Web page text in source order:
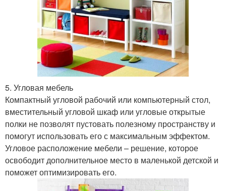
5. Угловая мебель
Компактный угловой рабочий или компьютерный стол,
вместительный угловой шкаф или угловые открытые
полки не позволят пустовать полезному пространству и
помогут использовать его с максимальным эффектом.
Угловое расположение мебели – решение, которое
освободит дополнительное место в маленькой детской и
поможет оптимизировать его.